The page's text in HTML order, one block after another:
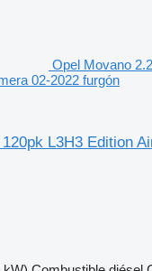
Opel Movano
02-2022 furgón
L3H3 Edition